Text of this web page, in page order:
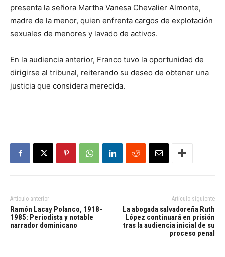
presenta la señora Martha Vanesa Chevalier Almonte,
madre de la menor, quien enfrenta cargos de explotación
sexuales de menores y lavado de activos.
En la audiencia anterior, Franco tuvo la oportunidad de
dirigirse al tribunal, reiterando su deseo de obtener una
justicia que considera merecida.
Artículo anterior
Ramón Lacay Polanco, 1918-
1985: Periodista y notable
narrador dominicano
Artículo siguiente
La abogada salvadoreña Ruth
López continuará en prisión
tras la audiencia inicial de su
proceso penal